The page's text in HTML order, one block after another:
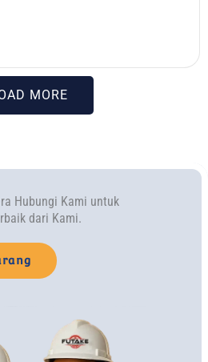
MORE
Hubungi Kami untuk
dari Kami.